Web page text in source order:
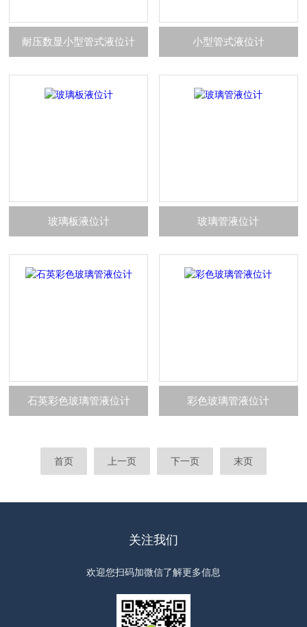
耐压数显小型管式液位计 小型管式液位计
玻璃板液位计 玻璃管液位计
石英彩色玻璃管液位计 彩色玻璃管液位计
首页 上一页 下一页 末页
关注我们
欢迎您扫码加微信了解更多信息